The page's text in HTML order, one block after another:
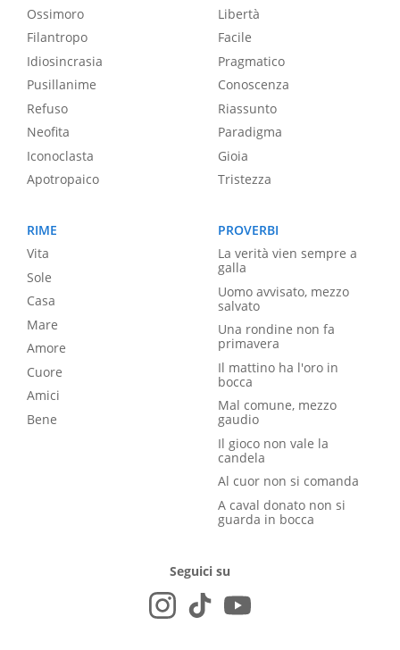
Ossimoro
Filantropo
Idiosincrasia
Pusillanime
Refuso
Neofita
Iconoclasta
Apotropaico
Libertà
Facile
Pragmatico
Conoscenza
Riassunto
Paradigma
Gioia
Tristezza
RIME
Vita
Sole
Casa
Mare
Amore
Cuore
Amici
Bene
PROVERBI
La verità vien sempre a
galla
Uomo avvisato, mezzo
salvato
Una rondine non fa
primavera
Il mattino ha l'oro in
bocca
Mal comune, mezzo
gaudio
Il gioco non vale la
candela
Al cuor non si comanda
A caval donato non si
guarda in bocca
Seguici su